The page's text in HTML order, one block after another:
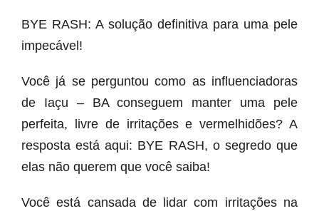
BYE RASH: A solução definitiva para uma pele
impecável!
Você já se perguntou como as influenciadoras
de Iaçu – BA conseguem manter uma pele
perfeita, livre de irritações e vermelhidões? A
resposta está aqui: BYE RASH, o segredo que
elas não querem que você saiba!
Você está cansada de lidar com irritações na